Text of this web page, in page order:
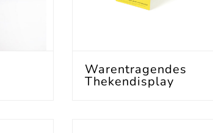
Warentragendes
Thekendisplay